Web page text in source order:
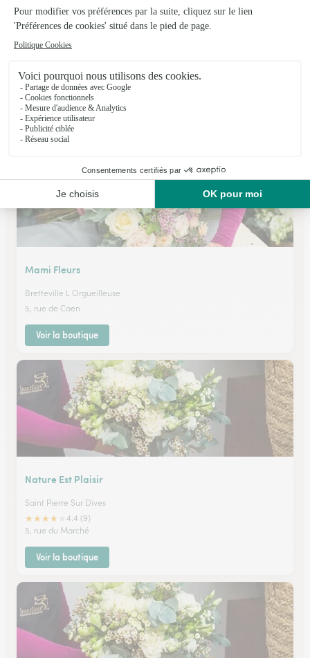
O Fleurs de Nath
Colleville Montgomery
★★★★★4.2 (77)
C.Cial Auchan Rue de la Mer
Voir la boutique
Mami Fleurs
Bretteville L Orgueilleuse
5, rue de Caen
Voir la boutique
Nature Est Plaisir
Saint Pierre Sur Dives
★★★★
4.4 (9)
5, rue du Marché
Voir la boutique